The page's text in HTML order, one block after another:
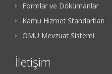
Formlar ve Dökümanlar
Kamu Hizmet Standartları
OMÜ Mevzuat Sistemi
İletişim